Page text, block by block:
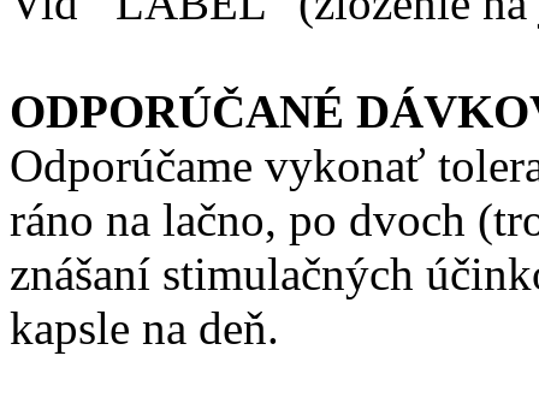
ODPORÚČANÉ
Odporúčame vykonať
ráno na lačno, po dvoch
znášaní stimulačných
kapsle na deň.